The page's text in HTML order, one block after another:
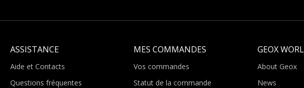
ASSISTANCE
Aide et Contacts
Questions fréquentes
MES COMMANDES
Vos commandes
Statut de la commande
GEOX
About Geox
News